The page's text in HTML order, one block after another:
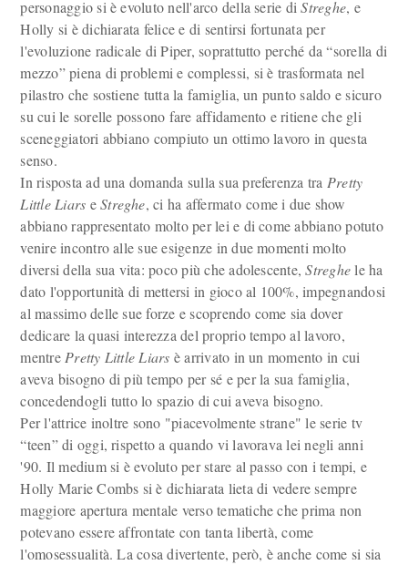
personaggio si è evoluto nell'arco della serie diStreghe, e
Holly si è dichiarata felice e di sentirsi fortunata per
l'evoluzione radicale di Piper, soprattutto perché da “sorella di
mezzo” piena di problemi e complessi, si è trasformata nel
pilastro che sostiene tutta la famiglia, un punto saldo e sicuro
su cui le sorelle possono fare affidamento e ritiene che gli
sceneggiatori abbiano compiuto un ottimo lavoro in questa
senso.
In risposta ad una domanda sulla sua preferenza tra Pretty
Little Liars eStreghe, ci ha affermato come i due show
abbiano rappresentato molto per lei e di come abbiano potuto
venire incontro alle sue esigenze in due momenti molto
diversi della sua vita: poco più che adolescente,Streghele ha
dato l'opportunità di mettersi in gioco al 100%, impegnandosi
al massimo delle sue forze e scoprendo come sia dover
dedicare la quasi interezza del proprio tempo al lavoro,
mentre Pretty Little Liars è arrivato in un momento in cui
aveva bisogno di più tempo per sé e per la sua famiglia,
concedendogli tutto lo spazio di cui aveva bisogno.
Per l'attrice inoltre sono "piacevolmente strane" le serie tv
“teen” di oggi, rispetto a quando vi lavorava lei negli anni
'90. Il medium si è evoluto per stare al passo con i tempi, e
Holly Marie Combs si è dichiarata lieta di vedere sempre
maggiore apertura mentale verso tematiche che prima non
potevano essere affrontate con tanta libertà, come
l'omosessualità. La cosa divertente, però, è anche come si sia